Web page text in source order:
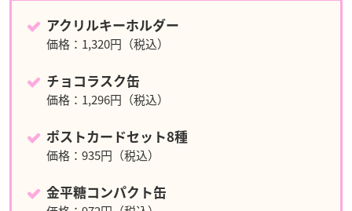
アクリルキーホルダー
価格：1,320円（税込）
チョコラスク缶
価格：1,296円（税込）
ポストカードセット8種
価格：935円（税込）
金平糖コンパクト缶